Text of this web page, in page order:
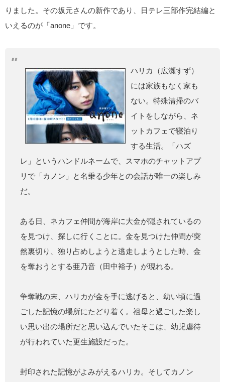
りました。その坂元さんの新作であり、日テレ三部作完結編と
いえるのが「anone」です。
ハリカ（広瀬すず）
には家族もなく家も
ない。特殊清掃のバ
イトをしながら、ネ
ットカフェで寝泊り
する生活。「ハズ
レ」というハンドルネームで、スマホのチャットアプ
リで「カノン」と名乗る少年との会話が唯一の楽しみ
だ。
ある日、ネカフェ仲間が海岸に大金が隠されているの
を見つけ、探しに行くことに。金を見つけた仲間が突
然裏切り、独り占めしようと逃走しようとした時、金
を奪おうとする亜乃音（田中裕子）が現れる。
争奪戦の末、ハリカが金を手に逃げると、幼い頃に過
ごした記憶の場所にたどり着く。祖母と過ごした楽し
い思い出の場所だと思い込んでいたそこは、幼児虐待
が行われていた更生施設だった。
封印された記憶がよみがえるハリカ。そしてカノン